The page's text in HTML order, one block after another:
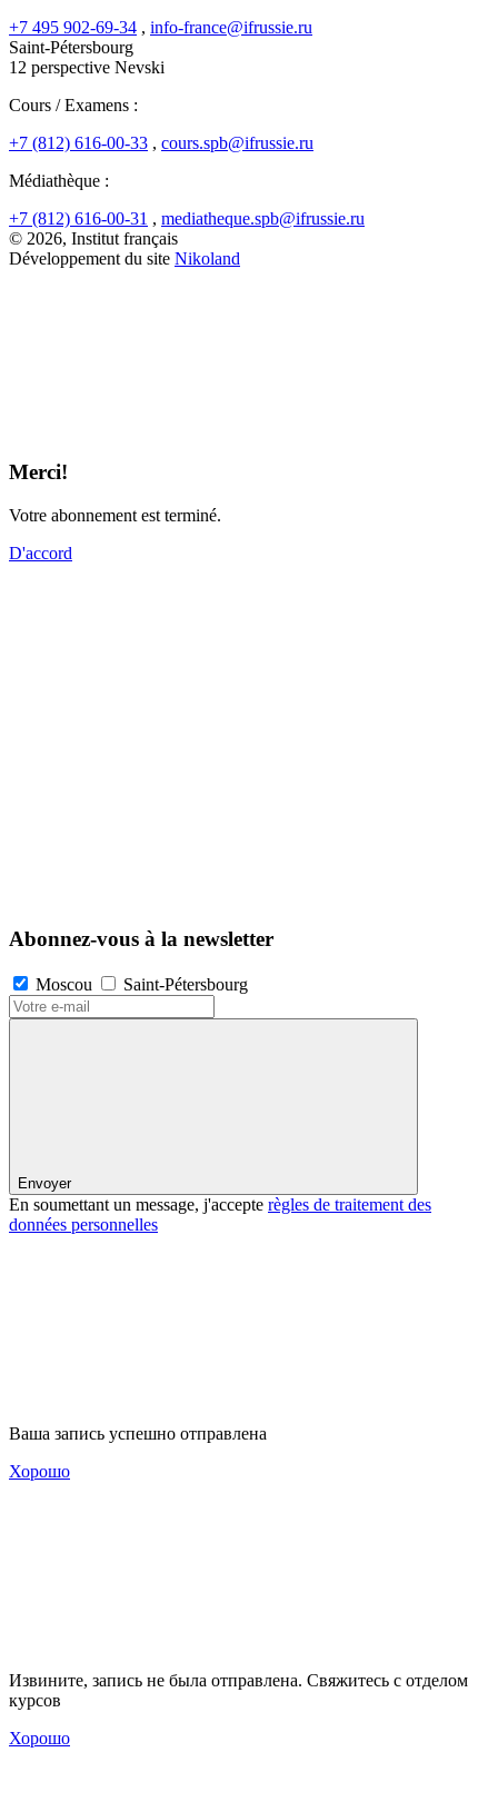
+7 495 902-69-34 , info-france@ifrussie.ru
Saint-Pétersbourg
12 perspective Nevski
Cours / Examens :
+7 (812) 616-00-33 , cours.spb@ifrussie.ru
Médiathèque :
+7 (812) 616-00-31 , mediatheque.spb@ifrussie.ru
© 2026, Institut français
Développement du site Nikoland
Merci!
Votre abonnement est terminé.
D'accord
Abonnez-vous à la newsletter
Moscou Saint-Pétersbourg
Envoyer
En soumettant un message, j'accepte règles de traitement des
données personnelles
Ваша запись успешно отправлена
Хорошо
Извините, запись не была отправлена. Свяжитесь с отделом
курсов
Хорошо